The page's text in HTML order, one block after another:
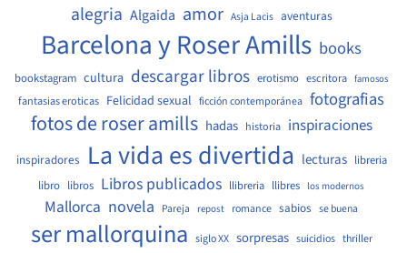
alegria Algaida amor Asja Lacis aventuras
Barcelona y Roser Amills books
bookstagram cultura descargar libros erotismo escritora famosos
fantasias eroticas Felicidad sexual ficción contemporánea fotografias
fotos de roser amills hadas historia inspiraciones
inspiradores La vida es divertida lecturas libreria
libro libros Libros publicados llibreria llibres los modernos
Mallorca novela Pareja repost romance sabios se buena
ser mallorquina siglo XX sorpresas suicidios thriller